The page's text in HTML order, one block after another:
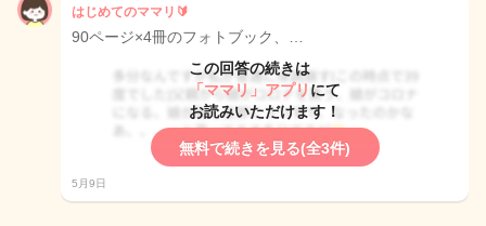
はじめてのママリ🔰
90ページ×4冊のフォトブック、…
この回答の続きは
「ママリ」アプリ にて
お読みいただけます！
無料で続きを見る(全3件)
5月9日